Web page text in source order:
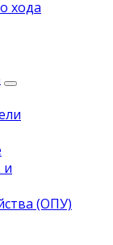
хода
и
(ОПУ)